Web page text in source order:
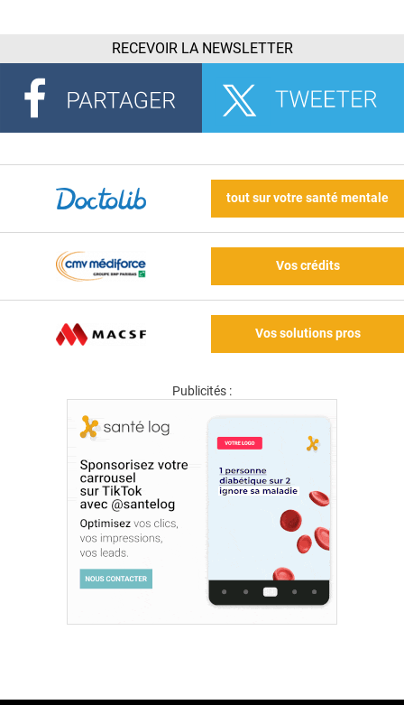
RECEVOIR LA NEWSLETTER
tout sur votre santé mentale
Vos crédits
Vos solutions pros
Publicités :